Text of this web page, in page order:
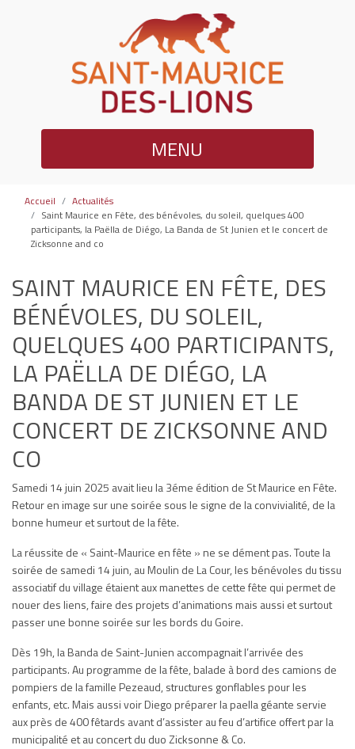
MENU
Accueil
Actualités
Saint Maurice en Fête, des bénévoles, du soleil, quelques 400
participants, la Paëlla de Diégo, La Banda de St Junien et le concert de
Zicksonne and co
SAINT MAURICE EN FÊTE, DES
BÉNÉVOLES, DU SOLEIL,
QUELQUES 400 PARTICIPANTS,
LA PAËLLA DE DIÉGO, LA
BANDA DE ST JUNIEN ET LE
CONCERT DE ZICKSONNE AND
CO
Samedi 14 juin 2025 avait lieu la 3éme édition de St Maurice en Fête.
Retour en image sur une soirée sous le signe de la convivialité, de la
bonne humeur et surtout de la fête.
La réussite de « Saint-Maurice en fête » ne se dément pas. Toute la
soirée de samedi 14 juin, au Moulin de La Cour, les bénévoles du tissu
associatif du village étaient aux manettes de cette fête qui permet de
nouer des liens, faire des projets d’animations mais aussi et surtout
passer une bonne soirée sur les bords du Goire.
Dès 19h, la Banda de Saint-Junien accompagnait l’arrivée des
participants. Au programme de la fête, balade à bord des camions de
pompiers de la famille Pezeaud, structures gonflables pour les
enfants, etc. Mais aussi voir Diego préparer la paella géante servie
aux près de 400 fêtards avant d’assister au feu d’artifice offert par la
municipalité et au concert du duo Zicksonne & Co.